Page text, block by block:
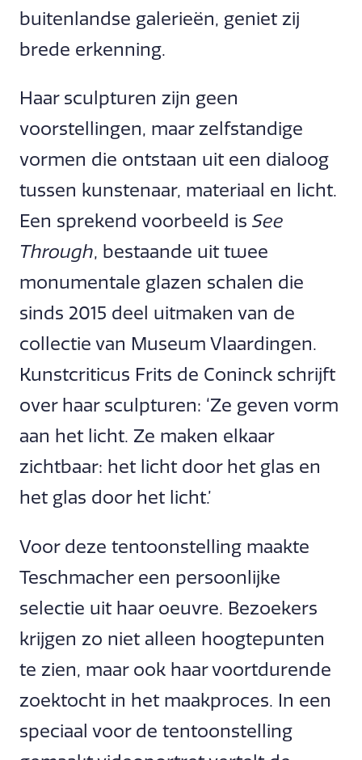
buitenlandse galerieën, geniet zij
brede erkenning.
Haar sculpturen zijn geen
voorstellingen, maar zelfstandige
vormen die ontstaan uit een dialoog
tussen kunstenaar, materiaal en licht.
Een sprekend voorbeeld is See
Through, bestaande uit twee
monumentale glazen schalen die
sinds 2015 deel uitmaken van de
collectie van Museum Vlaardingen.
Kunstcriticus Frits de Coninck schrijft
over haar sculpturen: ‘Ze geven vorm
aan het licht. Ze maken elkaar
zichtbaar: het licht door het glas en
het glas door het licht.’
Voor deze tentoonstelling maakte
Teschmacher een persoonlijke
selectie uit haar oeuvre. Bezoekers
krijgen zo niet alleen hoogtepunten
te zien, maar ook haar voortdurende
zoektocht in het maakproces. In een
speciaal voor de tentoonstelling